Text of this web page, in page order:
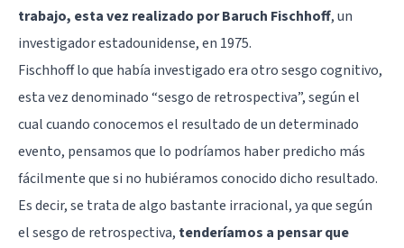
trabajo, esta vez realizado por Baruch Fischhoff, un
investigador estadounidense, en 1975.
Fischhoff lo que había investigado era otro sesgo cognitivo,
esta vez denominado “sesgo de retrospectiva”, según el
cual cuando conocemos el resultado de un determinado
evento, pensamos que lo podríamos haber predicho más
fácilmente que si no hubiéramos conocido dicho resultado.
Es decir, se trata de algo bastante irracional, ya que según
el sesgo de retrospectiva, tenderíamos a pensar que